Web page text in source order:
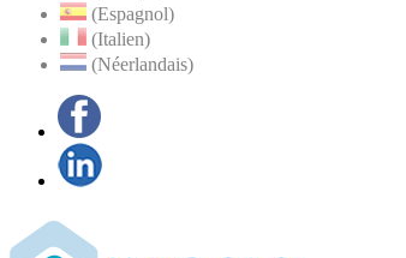
(Espagnol)
(Italien)
(Néerlandais)